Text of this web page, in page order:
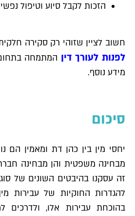
הזכות לקבל סיוע וטיפול נפשי
חשוב לציין שזוהי רק סקירה
לפנות לעורך דין המתמחה
מידע נוסף.
סיכום
יחסי מין בין כהן דת ומאמין הם
מבחינה משפטית והן מבחינה
זה עסקנו בהיבטים השונים של
להגדרות החוקיות של עבירות
בהוכחת עבירות אלו, ולדרכים